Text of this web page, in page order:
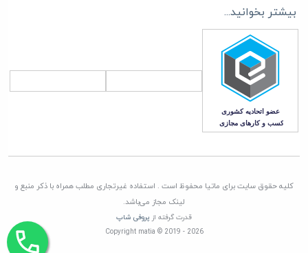
جهت خرید و استفاده در اختیار مشتریان گرامی مان قرار دهیم، به همین جهت فقط مستقیما
هرگونه کالای غیر اصل به انبار ماتیا به صفر برسانیم
همچنین در راستای قیمت گذاری، هدف ماتیا رساندن کالا به دست مشتری با قیمتی منصفانه
و رقابتی می باشد. چرا که برای باقی ماندن در این بازار به مدت طولانی برنامه ریزی کرده ایم
که این امر جز با همراهی و بدست آوردن اعتماد شما مشتریان گرامی، صورت نمی پذیرد
بیشتر بخوانید...
کلیه حقوق سایت برای ماتیا محفوظ است . استفاده غیرتجاری مطلب همراه با ذکر منبع و
لینک مجاز می‌باشد.
قدرت گرفته از پروفی شاپ
Copyright matia © 2019 - 2026